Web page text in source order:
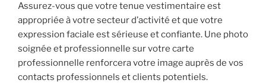
Assurez-vous que votre tenue vestimentaire est
appropriée à votre secteur d’activité et que votre
expression faciale est sérieuse et confiante. Une photo
soignée et professionnelle sur votre carte
professionnelle renforcera votre image auprès de vos
contacts professionnels et clients potentiels.